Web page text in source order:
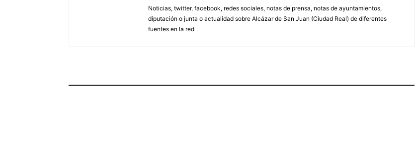
Noticias, twitter, facebook, redes sociales, notas de prensa, notas de ayuntamientos,
diputación o junta o actualidad sobre Alcázar de San Juan (Ciudad Real) de diferentes
fuentes en la red